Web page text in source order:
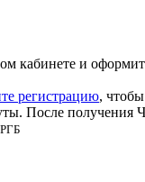
кабинете и
регистрацию,
После получения
РГБ